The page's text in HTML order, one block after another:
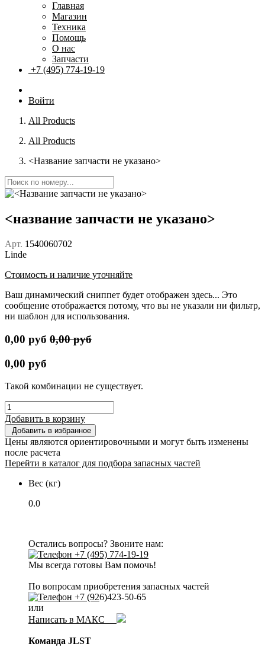
Главная
Магазин
Техника
Помощь
О нас
Запчасти
+7 (495) 774-19-19
Войти
All Products
All Products
<Название запчасти не указано>
<название запчасти не указано>
Арт. 1540060702
Linde
Стоимость и наличие уточняйте
Ваш динамический сниппет будет отображен здесь... Это
сообщение отображается потому, что вы не указали ни фильтр,
ни шаблон для использования.
0,00 руб 0,00руб
0,00 руб
Такой комбинации не существует.
Добавить в корзину
Добавить в избранное
Цены являются ориентировочными и могут быть изменены
после расчета
Перейти в каталог для подбора запасных частей
Вес (кг)
0.0
Остались вопросы? Звоните нам:
+7 (495) 774-19-19
Мы всегда готовы Вам помочь!
По вопросам приобретения запасных частей
+7 (926)423-50-65
или
Написать в МАКС
Команда JLST